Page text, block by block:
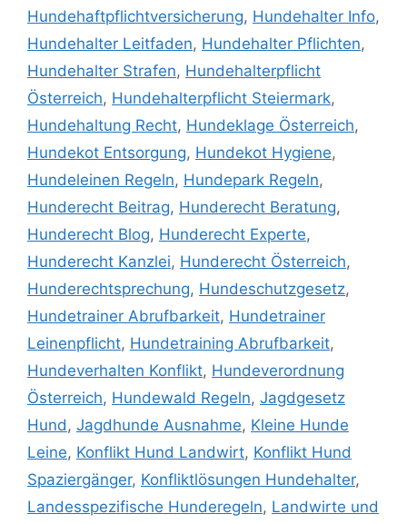
Hundehaftpflichtversicherung, Hundehalter Info,
Hundehalter Leitfaden, Hundehalter Pflichten,
Hundehalter Strafen, Hundehalterpflicht
Österreich, Hundehalterpflicht Steiermark,
Hundehaltung Recht, Hundeklage Österreich,
Hundekot Entsorgung, Hundekot Hygiene,
Hundeleinen Regeln, Hundepark Regeln,
Hunderecht Beitrag, Hunderecht Beratung,
Hunderecht Blog, Hunderecht Experte,
Hunderecht Kanzlei, Hunderecht Österreich,
Hunderechtsprechung, Hundeschutzgesetz,
Hundetrainer Abrufbarkeit, Hundetrainer
Leinenpflicht, Hundetraining Abrufbarkeit,
Hundeverhalten Konflikt, Hundeverordnung
Österreich, Hundewald Regeln, Jagdgesetz
Hund, Jagdhunde Ausnahme, Kleine Hunde
Leine, Konflikt Hund Landwirt, Konflikt Hund
Spaziergänger, Konfliktlösungen Hundehalter,
Landesspezifische Hunderegeln, Landwirte und